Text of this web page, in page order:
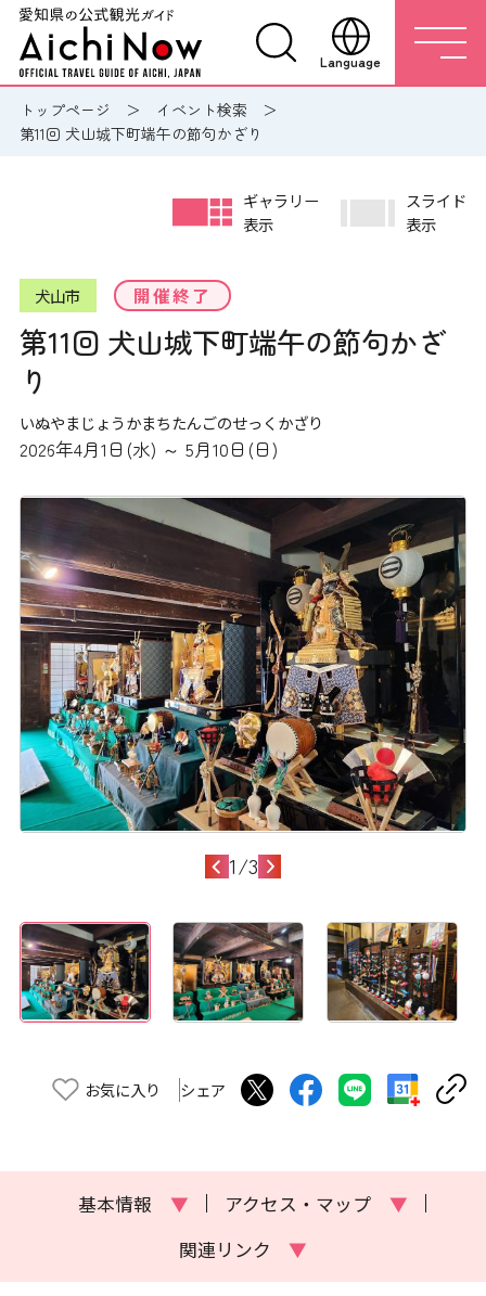
Language
トップページ
イベント検索
第11回 犬山城下町端午の節句かざり
犬山市 開催終了
第11回 犬山城下町端午の節句かざ
り
いぬやまじょうかまちたんごのせっくかざり
2026年4月1日(水) ～ 5月10日(日)
ギャラリー
表示
スライド
表示
1/3
お気に入り シェア
基本情報 ▼ アクセス・マップ
▼
関連リンク
▼